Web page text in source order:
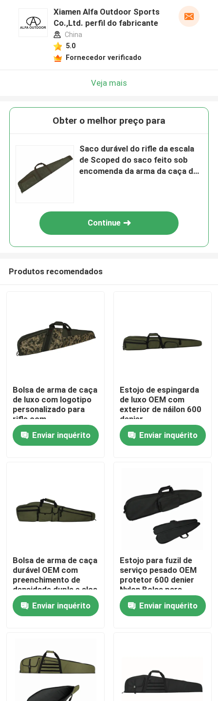
Para casa
Produtos
Visita à fábrica
Contacte-nos
Notícias
Saco tático da arma
Caçando o saco da arma
Xiamen Alfa Outdoor Sports
Co.,Ltd. perfil do fabricante
China
5.0
Fornecedor verificado
Veja mais
Obter o melhor preço para
Saco durável do rifle da escala
de Scoped do saco feito sob
encomenda da arma da caça da
Continue
Produtos recomendados
Bolsa de arma de caça
de luxo com logotipo
personalizado para
rifle com
armazenamento extra
Enviar inquérito
Estojo de espingarda
de luxo OEM com
exterior de náilon 600
denier
Enviar inquérito
Bolsa de arma de caça
durável OEM com
preenchimento de
densidade dupla e alça
ajustável
Enviar inquérito
Estojo para fuzil de
serviço pesado OEM
protetor 600 denier
Nylon Bolsa para
armas de caça
Enviar inquérito